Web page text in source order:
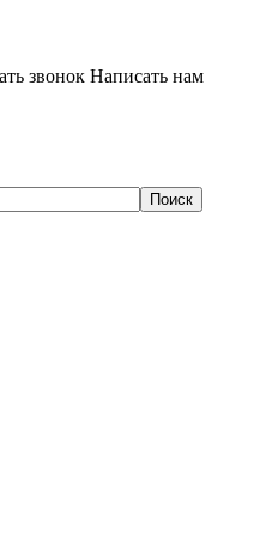
звонок Написать нам